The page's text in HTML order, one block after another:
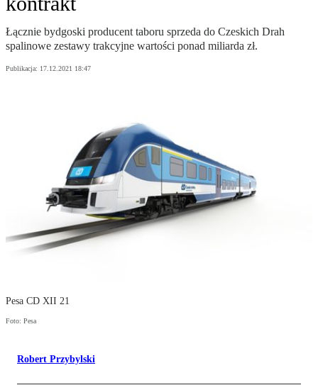
Łącznie bydgoski producent taboru sprzeda do Czeskich Drah
spalinowe zestawy trakcyjne wartości ponad miliarda zł.
Publikacja: 17.12.2021 18:47
Pesa CD XII 21
Foto: Pesa
Robert Przybylski